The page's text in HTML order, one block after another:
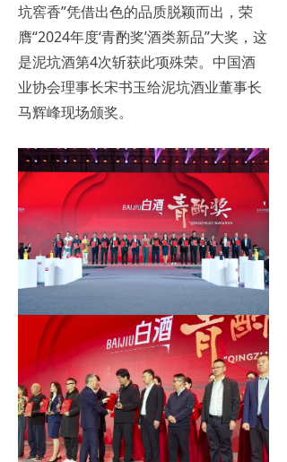
坑窖香”凭借出色的品质脱颖而出，荣
膺“2024年度‘青酌奖’酒类新品”大奖，这
是泥坑酒第4次斩获此项殊荣。中国酒
业协会理事长宋书玉给泥坑酒业董事长
马辉峰现场颁奖。